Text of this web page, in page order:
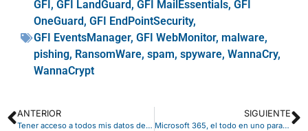
GFI, GFI LandGuard, GFI MailEssentials, GFI
OneGuard, GFI EndPointSecurity,
GFI EventsManager, GFI WebMonitor, malware,
pishing, RansomWare, spam, spyware, WannaCry,
WannaCrypt
ANTERIOR
Tener acceso a todos mis datos desde cualquier lugar
SIGUIENTE
Microsoft 365, el todo en uno para su empresa